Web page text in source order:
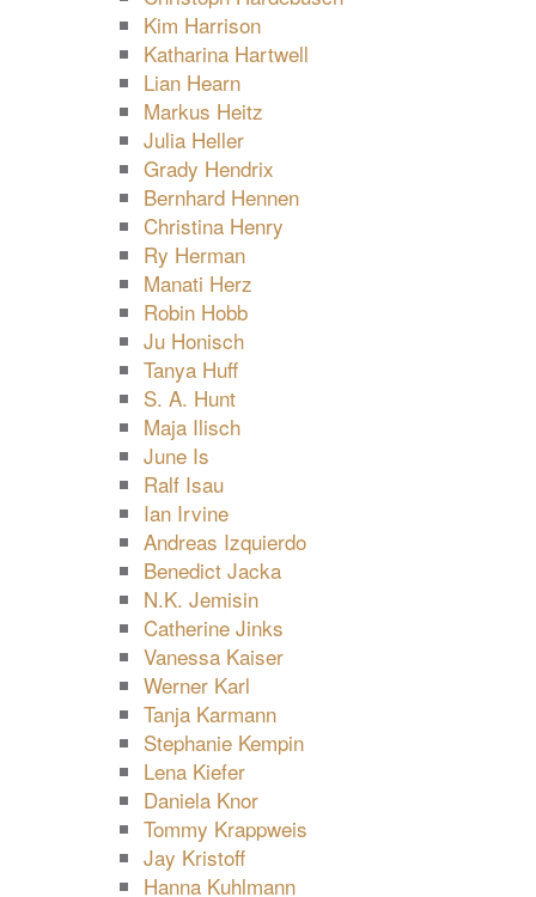
Kim Harrison
Katharina Hartwell
Lian Hearn
Markus Heitz
Julia Heller
Grady Hendrix
Bernhard Hennen
Christina Henry
Ry Herman
Manati Herz
Robin Hobb
Ju Honisch
Tanya Huff
S. A. Hunt
Maja Ilisch
June Is
Ralf Isau
Ian Irvine
Andreas Izquierdo
Benedict Jacka
N.K. Jemisin
Catherine Jinks
Vanessa Kaiser
Werner Karl
Tanja Karmann
Stephanie Kempin
Lena Kiefer
Daniela Knor
Tommy Krappweis
Jay Kristoff
Hanna Kuhlmann